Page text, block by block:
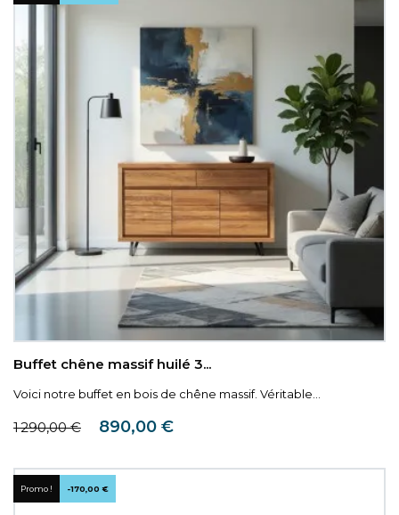
Buffet chêne massif huilé 3...
Voici notre buffet en bois de chêne massif. Véritable...
Prix de base
1 290,00 € Prix
890,00 €
Promo ! -170,00 €